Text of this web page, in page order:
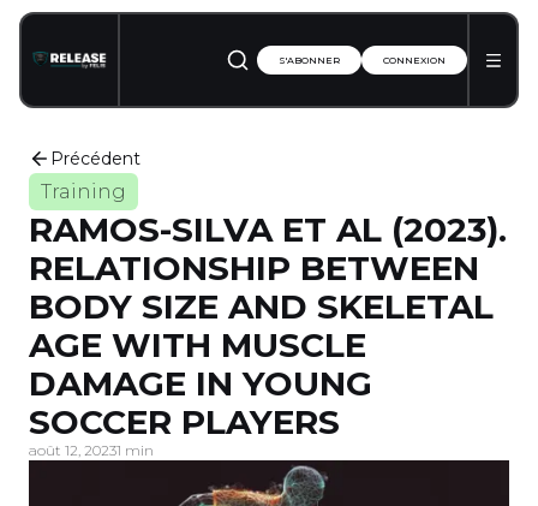
S'ABONNER CONNEXION
Précédent
Training
RAMOS-SILVA ET AL (2023).
RELATIONSHIP BETWEEN
BODY SIZE AND SKELETAL
AGE WITH MUSCLE
DAMAGE IN YOUNG
SOCCER PLAYERS
août 12, 20231 min